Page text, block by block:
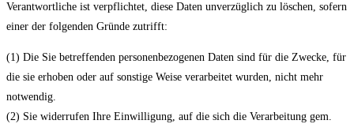
Verantwortliche ist verpflichtet, diese Daten unverzüglich zu löschen, sofern
einer der folgenden Gründe zutrifft:
(1) Die Sie betreffenden personenbezogenen Daten sind für die Zwecke, für
die sie erhoben oder auf sonstige Weise verarbeitet wurden, nicht mehr
notwendig.
(2) Sie widerrufen Ihre Einwilligung, auf die sich die Verarbeitung gem.